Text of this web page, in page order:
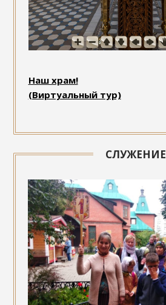
Наш храм!
(Виртуальный тур)
СЛУЖЕНИЕ